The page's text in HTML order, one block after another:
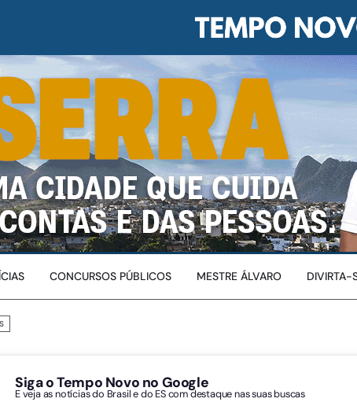
CONCURSOS PÚBLICOS MESTRE ÁLVARO DIVIRTA-
Siga o Tempo Novo no Google
E veja as notícias do Brasil e do ES com destaque nas suas buscas